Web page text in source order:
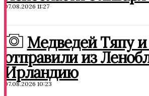
07.08.2026 11:27
Медведей Тяпу
отправили из
Ирландию
07.08.2026 10:23